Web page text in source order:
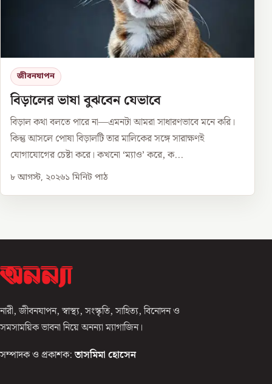
জীবনযাপন
বিড়ালের ভাষা বুঝবেন যেভাবে
বিড়াল কথা বলতে পারে না—এমনটা আমরা সাধারণভাবে মনে করি।
কিন্তু আসলে পোষা বিড়ালটি তার মালিকের সঙ্গে সারাক্ষণই
যোগাযোগের চেষ্টা করে। কখনো ‘ম্যাও’ করে, ক...
৮ আগস্ট, ২০২৬১ মিনিট পাঠ
নারী, জীবনযাপন, স্বাস্থ্য, সংস্কৃতি, সাহিত্য, বিনোদন ও
সমসাময়িক ভাবনা নিয়ে অনন্যা ম্যাগাজিন।
সম্পাদক ও প্রকাশক: তাসমিমা হোসেন